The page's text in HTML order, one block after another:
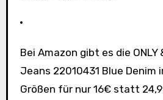
Bei Amazon gibt es die ONLY & SONS Herren
Jeans 22010431 Blue Denim
Größen für nur 16€ statt